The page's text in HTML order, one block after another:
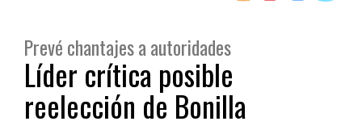
Prevé chantajes a autoridades
Líder crítica posible
reelección de Bonilla